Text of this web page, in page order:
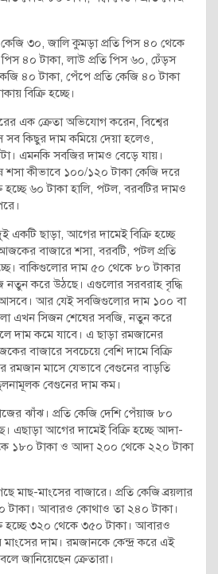
কেজি ৩০, জালি কুমড়া প্রতি পিস ৪০ থেকে
পিস ৪০ টাকা, লাউ প্রতি পিস ৬০, ঢেঁড়স
৪০ টাকা, পেঁপে প্রতি কেজি ৪০ টাকা
বিক্রি হচ্ছে।
এক ক্রেতা অভিযোগ করেন, বিশ্বের
সব কিছুর দাম কমিয়ে দেয়া হলেও,
এমনকি সবজির দামও বেড়ে যায়।
শসা কীভাবে ১০০/১২০ টাকা কেজি দরে
হচ্ছে ৬০ টাকা হালি, পটল, বরবটির দামও
একটি ছাড়া, আগের দামেই বিক্রি হচ্ছে
বাজারে শসা, বরবটি, পটল প্রতি
বাকিগুলোর দাম ৫০ থেকে ৮০ টাকার
নতুন করে উঠছে। এগুলোর সরবরাহ বৃদ্ধি
আর যেই সবজিগুলোর দাম ১০০ বা
এখন সিজন শেষের সবজি, নতুন করে
দাম কমে যাবে। এ ছাড়া রমজানের
বাজারে সবচেয়ে বেশি দামে বিক্রি
রমজান মাসে যেভাবে বেগুনের বাড়তি
বেগুনের দাম কম।
ঝাঁঝ। প্রতি কেজি দেশি পেঁয়াজ ৮০
এছাড়া আগের দামেই বিক্রি হচ্ছে আদা-
১৮০ টাকা ও আদা ২০০ থেকে ২২০ টাকা
মাছ-মাংসের বাজারে। প্রতি কেজি ব্রয়লার
টাকা। আবারও কোথাও তা ২৪০ টাকা।
হচ্ছে ৩২০ থেকে ৩৫০ টাকা। আবারও
দাম। রমজানকে কেন্দ্র করে এই
জানিয়েছেন ক্রেতারা।